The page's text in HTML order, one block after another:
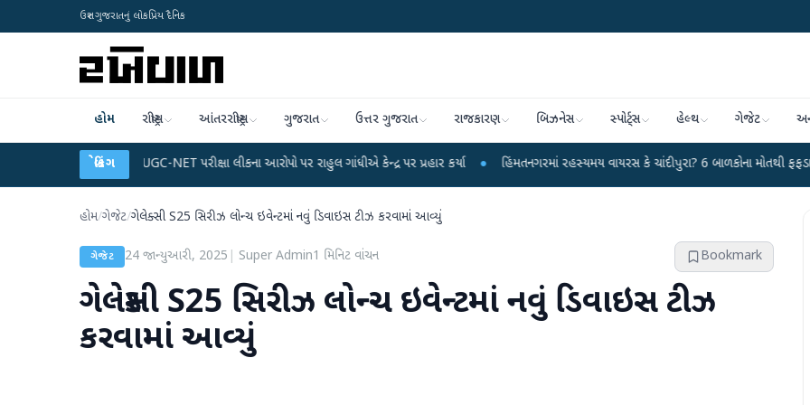
ઉત્તર ગુજરાતનું લોકપ્રિય દૈનિક
હોમ રાષ્ટ્રીય આંતરરાષ્ટ્રીય ગુજરાત ઉત્તર ગુજરાત રાજકારણ બિઝનેસ સ્પોર્ટ્સ હેલ્થ ગેજેટ
બ્રેકિંગ
UGC-NET પરીક્ષા લીકના આરોપો પર રાહુલ ગાંધીએ કેન્દ્ર પર પ્રહાર કર્યા ● હિંમતનગરમાં રહસ્યમય વાયરસ કે ચાંદીપુરા? 6 બાળકોના મોતથી ફફડાટ ● હવામાન
હોમ/ગેજેટ/ગેલેક્સી S25 સિરીઝ લોન્ચ ઇવેન્ટમાં નવું ડિવાઇસ ટીઝ કરવામાં આવ્યું
ગેજેટ 24 જાન્યુઆરી, 2025 Super Admin1 મિનિટ વાંચન Bookmark
ગેલેક્સી S25 સિરીઝ લોન્ચ ઇવેન્ટમાં નવું ડિવાઇસ ટીઝ
કરવામાં આવ્યું